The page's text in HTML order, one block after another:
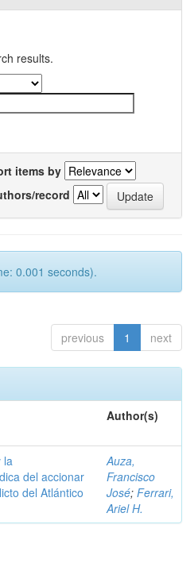
results.
items by
record
0.001 seconds).
previous 1 next
Author(s)
la
del accionar
del Atlántico
Auza,
Francisco
José; Ferrari,
Ariel H.